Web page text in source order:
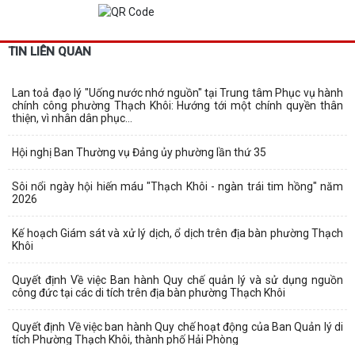
TIN LIÊN QUAN
Lan toả đạo lý "Uống nước nhớ nguồn" tại Trung tâm Phục vụ hành
chính công phường Thạch Khôi: Hướng tới một chính quyền thân
thiện, vì nhân dân phục...
Hội nghị Ban Thường vụ Đảng ủy phường lần thứ 35
Sôi nổi ngày hội hiến máu "Thạch Khôi - ngàn trái tim hồng" năm
2026
Kế hoạch Giám sát và xử lý dịch, ổ dịch trên địa bàn phường Thạch
Khôi
Quyết định Về việc Ban hành Quy chế quản lý và sử dụng nguồn
công đức tại các di tích trên địa bàn phường Thạch Khôi
Quyết định Về việc ban hành Quy chế hoạt động của Ban Quản lý di
tích Phường Thạch Khôi, thành phố Hải Phòng